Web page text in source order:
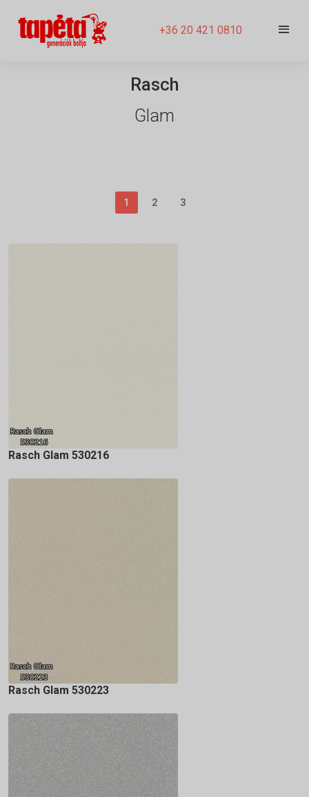
+36 20 421 0810
Rasch
Glam
1 2 3
Rasch Glam 530216
Rasch Glam 530223